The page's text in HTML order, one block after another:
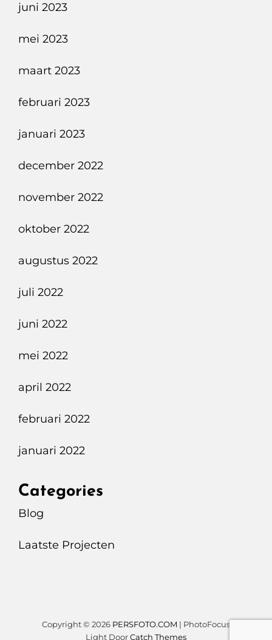
juni 2023
mei 2023
maart 2023
februari 2023
januari 2023
december 2022
november 2022
oktober 2022
augustus 2022
juli 2022
juni 2022
mei 2022
april 2022
februari 2022
januari 2022
Categories
Blog
Laatste Projecten
Copyright © 2026 PERSFOTO.COM | PhotoFocus
Light DoorCatch Themes